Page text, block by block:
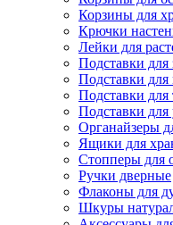
Корзины для
Крючки
Лейки для
Подставки для
Подставки для
Подставки для
Подставки
Органайзеры
Ящики для
Стопперы для
Ручки дверные
Флаконы для
Шкуры